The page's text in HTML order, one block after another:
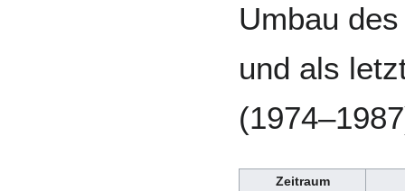
Umbau
und als
Zeitraum